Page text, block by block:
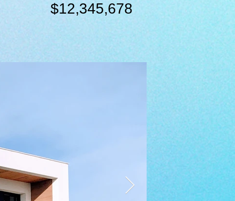
$12,345,678